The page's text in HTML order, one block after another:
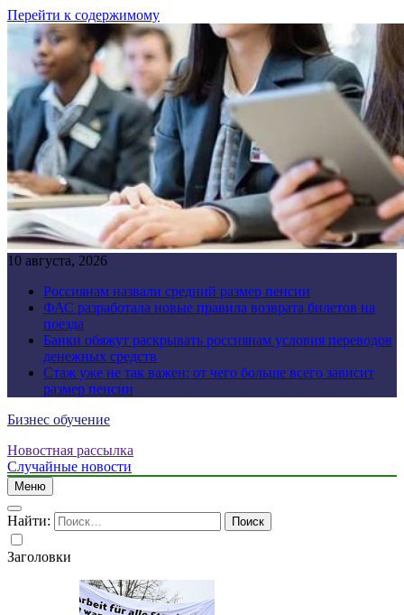
Перейти к содержимому
10 августа, 2026
Россиянам назвали средний размер пенсии
ФАС разработала новые правила возврата билетов на
поезда
Банки обяжут раскрывать россиянам условия переводов
денежных средств
Стаж уже не так важен: от чего больше всего зависит
размер пенсии
Бизнес обучение
Новостная рассылка
Случайные новости
Меню
Найти:
Заголовки